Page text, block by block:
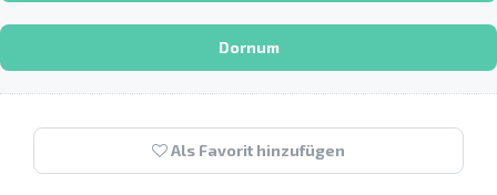
Dornum
Als Favorit hinzufügen